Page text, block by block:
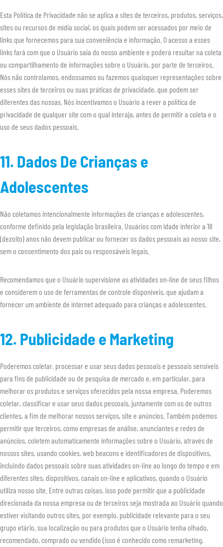
Esta Política de Privacidade não se aplica a sites de terceiros, produtos, serviços,
sites ou recursos de mídia social, os quais podem ser acessados por meio de
links que fornecemos para sua conveniência e informação. O acesso a esses
links fará com que o Usuário saia do nosso ambiente e poderá resultar na coleta
ou compartilhamento de informações sobre o Usuário, por parte de terceiros.
Nós não controlamos, endossamos ou fazemos quaisquer representações sobre
esses sites de terceiros ou suas práticas de privacidade, que podem ser
diferentes das nossas. Nós incentivamos o Usuário a rever a política de
privacidade de qualquer site com o qual interaja, antes de permitir a coleta e o
uso de seus dados pessoais.
11. Dados De Crianças e
Adolescentes
Não coletamos intencionalmente informações de crianças e adolescentes,
conforme definido pela legislação brasileira. Usuários com idade inferior a 18
(dezoito) anos não devem publicar ou fornecer os dados pessoais ao nosso site,
sem o consentimento dos pais ou responsáveis legais.
Recomendamos que o Usuário supervisione as atividades on-line de seus filhos
e considerem o uso de ferramentas de controle disponíveis, que ajudam a
fornecer um ambiente de internet adequado para crianças e adolescentes.
12. Publicidade e Marketing
Poderemos coletar, processar e usar seus dados pessoais e pessoais sensíveis
para fins de publicidade ou de pesquisa de mercado e, em particular, para
melhorar os produtos e serviços oferecidos pela nossa empresa. Poderemos
coletar, classificar e usar seus dados pessoais, juntamente com os de outros
clientes, a fim de melhorar nossos serviços, site e anúncios. Também podemos
permitir que terceiros, como empresas de análise, anunciantes e redes de
anúncios, coletem automaticamente informações sobre o Usuário, através de
nossos sites, usando cookies, web beacons e identificadores de dispositivos,
incluindo dados pessoais sobre suas atividades on-line ao longo do tempo e em
diferentes sites, dispositivos, canais on-line e aplicativos, quando o Usuário
utiliza nosso site. Entre outras coisas, isso pode permitir que a publicidade
direcionada da nossa empresa ou de terceiros seja mostrada ao Usuário quando
estiver visitando outros sites, por exemplo, publicidade relevante para o seu
grupo etário, sua localização ou para produtos que o Usuário tenha olhado,
recomendado, comprado ou vendido (isso é conhecido como remarketing,